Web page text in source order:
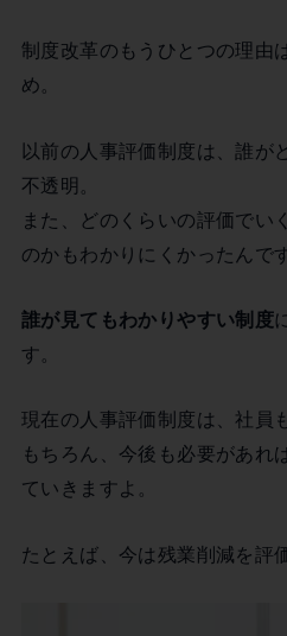
制度改革のもうひとつの理由
め。
以前の人事評価制度は、誰が
不透明。
また、どのくらいの評価でい
のかもわかりにくかったんで
誰が見てもわかりやすい制度
す。
現在の人事評価制度は、社員
もちろん、今後も必要があれ
ていきますよ。
たとえば、今は残業削減を評